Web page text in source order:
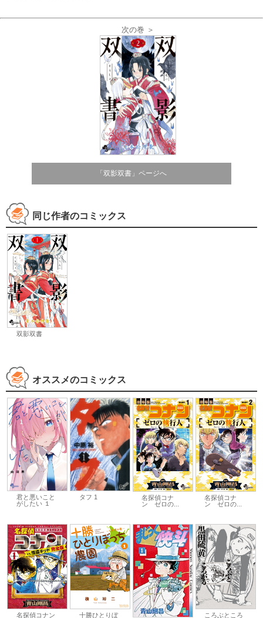
次の巻 ＞
「双影双書」ページへ
同じ作者のコミックス
双影双書
オススメのコミックス
君と悪いこと
がしたい １
タフ 1
名探偵コナ
ン ゼロの...
名探偵コナ
ン ゼロの...
名探偵コナン
十勝ひとりぼ
ころぶところ